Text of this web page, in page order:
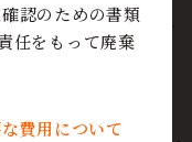
認のための書類
任をもって廃棄
費用について